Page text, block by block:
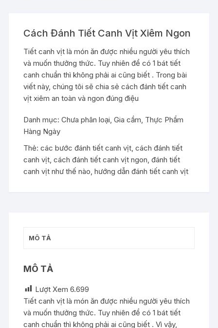
Cách Đánh Tiết Canh Vịt Xiêm Ngon
Tiết canh vịt là món ăn được nhiều người yêu thích
và muốn thưởng thức. Tuy nhiên để có 1 bát tiết
canh chuẩn thì không phải ai cũng biết . Trong bài
viết này, chúng tôi sẽ chia sẻ cách đánh tiết canh
vịt xiêm an toàn và ngon đúng điệu
Danh mục:Chưa phân loại ,Gia cầm Thực Phẩm
Hàng Ngày
Thẻ:các bước đánh tiết canh vịt ,cách đánh tiết
canh vịt ,cách đánh tiết canh vịt ngon ,đánh tiết
canh vịt như thế nào ,hướng dẫn đánh tiết canh vịt
MÔ TẢ
MÔ TẢ
Lượt Xem 6.699
Tiết canh vịt là món ăn được nhiều người yêu thích
và muốn thưởng thức. Tuy nhiên để có 1 bát tiết
canh chuẩn thì không phải ai cũng biết . Vì vậy,